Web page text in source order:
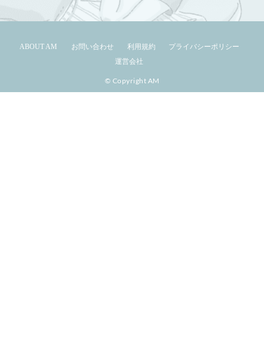
ABOUT AM お問い合わせ 利用規約
プライバシーポリシー
運営会社
© Copyright AM